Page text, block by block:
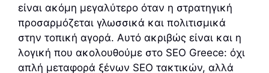
είναι ακόμη μεγαλύτερο όταν η στρατηγική
προσαρμόζεται γλωσσικά και πολιτισμικά
στην τοπική αγορά. Αυτό ακριβώς είναι και η
λογική που ακολουθούμε στο SEO Greece: όχι
απλή μεταφορά ξένων SEO τακτικών, αλλά